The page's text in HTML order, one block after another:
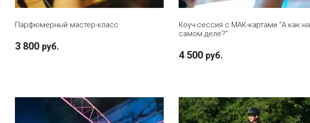
Парфюмерный мастер-класс
3 800 руб.
Коуч-сессия с МАК-картами "А как на
самом деле?"
4 500 руб.